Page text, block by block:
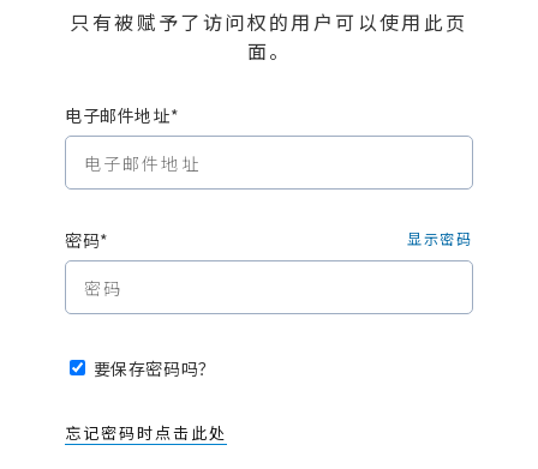
只有被赋予了访问权的用户可以使用此页
面。
电子邮件地址*
密码* 显示密码
要保存密码吗？
忘记密码时点击此处